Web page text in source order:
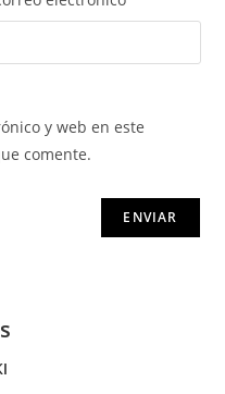
y web en este
comente.